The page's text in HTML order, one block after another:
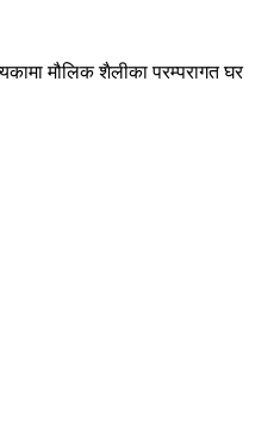
मौलिक शैलीका परम्परागत घर